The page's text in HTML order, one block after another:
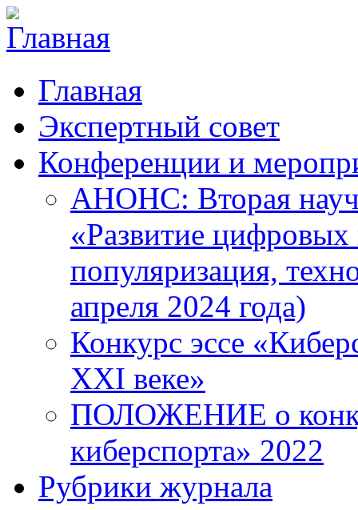
Главная
Экспертный совет
Конференции и
АНОНС: Вторая
«Развитие цифровых
популяризация,
апреля 2024 года)
Конкурс эссе
XXI веке»
ПОЛОЖЕНИЕ о
киберспорта» 2022
Рубрики журнала